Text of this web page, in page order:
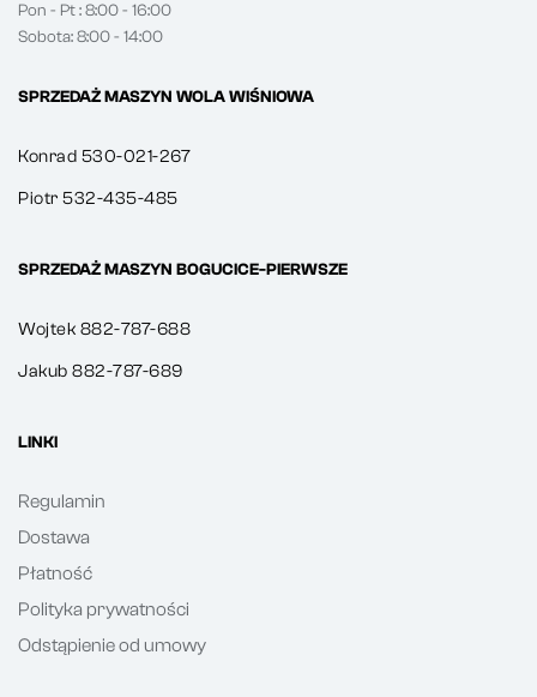
Pon - Pt : 8:00 - 16:00
Sobota: 8:00 - 14:00
SPRZEDAŻ MASZYN WOLA WIŚNIOWA
Konrad 530-021-267
Piotr 532-435-485
SPRZEDAŻ MASZYN BOGUCICE-PIERWSZE
Wojtek 882-787-688
Jakub 882-787-689
LINKI
Regulamin
Dostawa
Płatność
Polityka prywatności
Odstąpienie od umowy